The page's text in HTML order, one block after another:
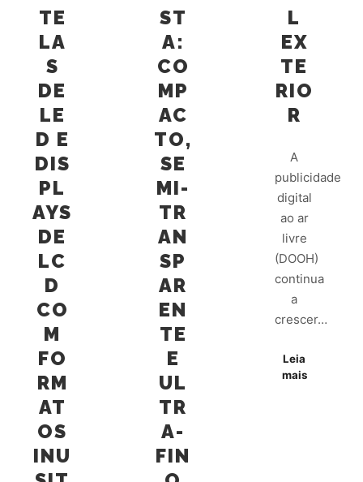
TE
LA
S
DE
LE
D E
DIS
PL
AYS
DE
LC
D
CO
M
FO
RM
AT
OS
INU
ST
A:
CO
MP
AC
TO,
SE
MI-
TR
AN
SP
AR
EN
TE
E
UL
TR
A-
FIN
L
EX
TE
RIO
R
A
publicidade
digital
ao ar
livre
(DOOH)
continua
a
crescer…
Leia
mais